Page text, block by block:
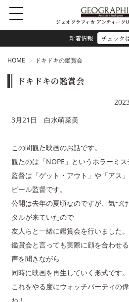
新着情報 チェック
ジェオグラフィカ アンティー
HOME ドキドキの鑑賞会
ドキドキの鑑賞会
3月21日 白水萌菜美
この間観た映画のお話です。
観たのは「NOPE」というホラーミス
監督は「ゲット・アウト」や「アス
ピール監督です。
公開は去年の夏頃なのですが、気づ
タルが来ていたので
友人らと一緒に鑑賞会を行いました。
鑑賞会と言っても実際に顔を合わせ
声を聞きながら
同時に映画を再生していく形式です。
これをやる度にウォッチパーティの